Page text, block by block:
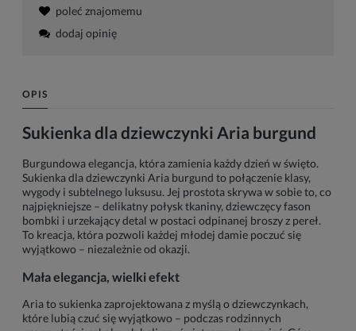
poleć znajomemu
dodaj opinię
OPIS
Sukienka dla dziewczynki Aria burgund
Burgundowa elegancja, która zamienia każdy dzień w święto.
Sukienka dla dziewczynki Aria burgund to połączenie klasy,
wygody i subtelnego luksusu. Jej prostota skrywa w sobie to, co
najpiękniejsze – delikatny połysk tkaniny, dziewczęcy fason
bombki i urzekający detal w postaci odpinanej broszy z pereł.
To kreacja, która pozwoli każdej młodej damie poczuć się
wyjątkowo – niezależnie od okazji.
Mała elegancja, wielki efekt
Aria to sukienka zaprojektowana z myślą o dziewczynkach,
które lubią czuć się wyjątkowo – podczas rodzinnych